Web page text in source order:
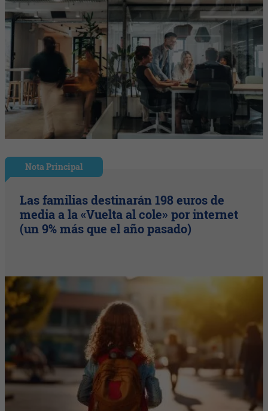
Nota Principal
Las familias destinarán 198 euros de
media a la «Vuelta al cole» por internet
(un 9% más que el año pasado)